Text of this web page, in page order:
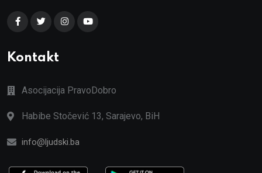
Kontakt
Asocijacija PravoDobro
Habibe Stočević 13, Sarajevo, BiH
info@ljudski.ba